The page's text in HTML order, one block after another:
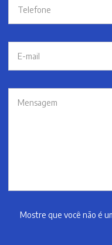
Mostre que você não é